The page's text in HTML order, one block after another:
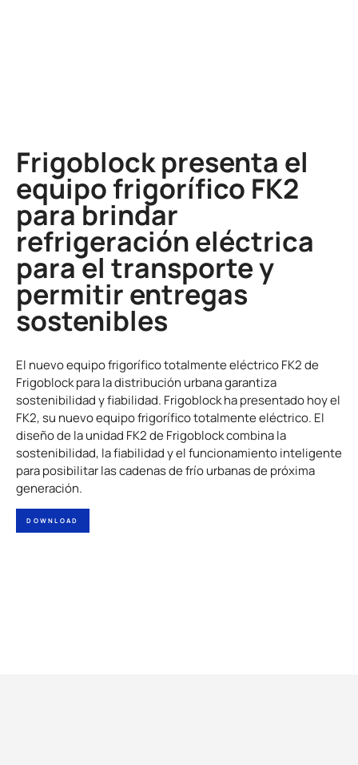
Frigoblock presenta el
equipo frigorífico FK2
para brindar
refrigeración eléctrica
para el transporte y
permitir entregas
sostenibles
El nuevo equipo frigorífico totalmente eléctrico FK2 de
Frigoblock para la distribución urbana garantiza
sostenibilidad y fiabilidad. Frigoblock ha presentado hoy el
FK2, su nuevo equipo frigorífico totalmente eléctrico. El
diseño de la unidad FK2 de Frigoblock combina la
sostenibilidad, la fiabilidad y el funcionamiento inteligente
para posibilitar las cadenas de frío urbanas de próxima
generación.
DOWNLOAD